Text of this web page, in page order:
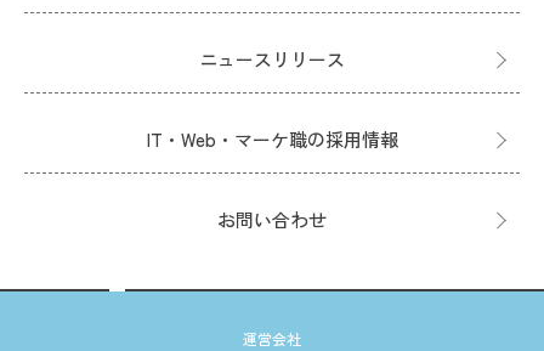
ニュースリリース
IT・Web・マーケ職の採用情報
お問い合わせ
運営会社